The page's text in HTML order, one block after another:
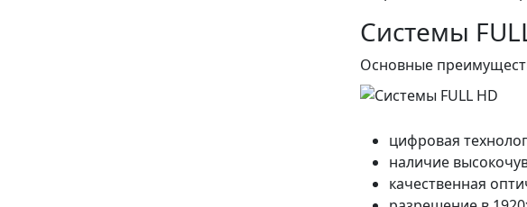
Системы
Основные
цифровая
наличие
качественная